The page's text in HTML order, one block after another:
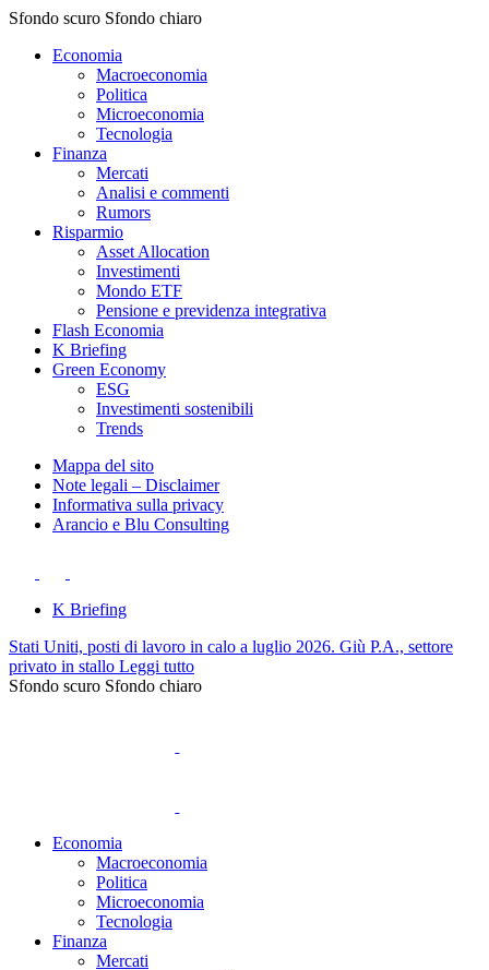
Sfondo scuro Sfondo chiaro
Economia
Macroeconomia
Politica
Microeconomia
Tecnologia
Finanza
Mercati
Analisi e commenti
Rumors
Risparmio
Asset Allocation
Investimenti
Mondo ETF
Pensione e previdenza integrativa
Flash Economia
K Briefing
Green Economy
ESG
Investimenti sostenibili
Trends
Mappa del sito
Note legali – Disclaimer
Informativa sulla privacy
Arancio e Blu Consulting
K Briefing
Stati Uniti, posti di lavoro in calo a luglio 2026. Giù P.A., settore
privato in stallo Leggi tutto
Sfondo scuro Sfondo chiaro
Economia
Macroeconomia
Politica
Microeconomia
Tecnologia
Finanza
Mercati